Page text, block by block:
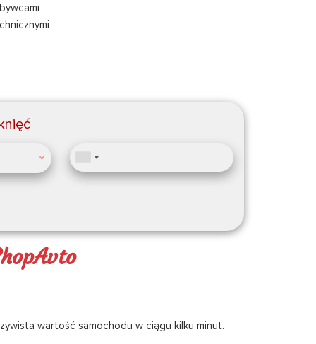
wartość samochodu w ciągu kilku minut.